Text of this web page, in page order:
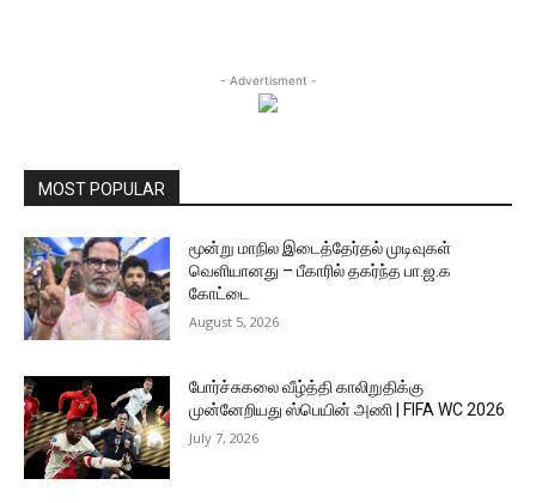
- Advertisment -
MOST POPULAR
மூன்று மாநில இடைத்தேர்தல் முடிவுகள்
வெளியானது – பீகாரில் தகர்ந்த பா.ஜ.க
கோட்டை
August 5, 2026
போர்ச்சுகலை வீழ்த்தி காலிறுதிக்கு
முன்னேறியது ஸ்பெயின் அணி | FIFA WC 2026
July 7, 2026